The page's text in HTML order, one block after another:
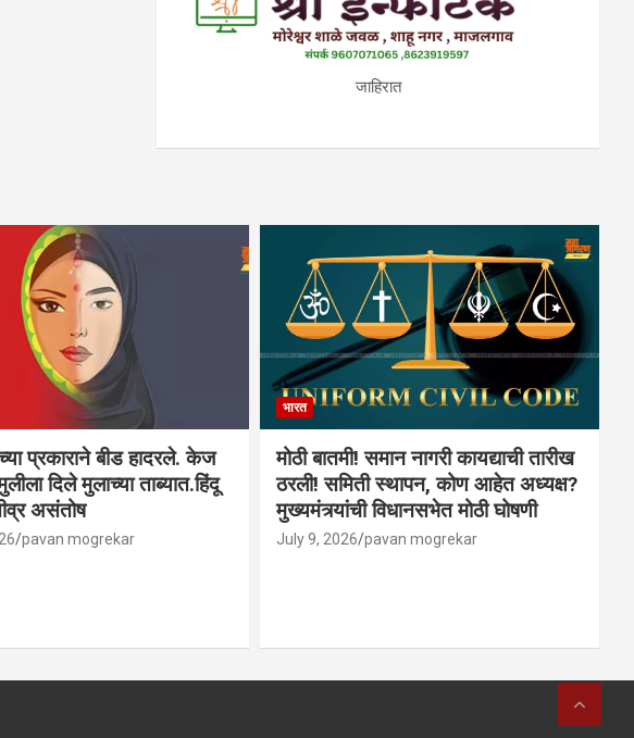
जाहिरात
प्रकाराने बीड हादरले. केज
दिले मुलाच्या ताब्यात.हिंदू
असंतोष
pavan mogrekar
भारत
मोठी बातमी! समान नागरी कायद्याची तारीख
ठरली! समिती स्थापन, कोण आहेत अध्यक्ष?
मुख्यमंत्र्यांची विधानसभेत मोठी घोषणी
July 9, 2026 pavan mogrekar